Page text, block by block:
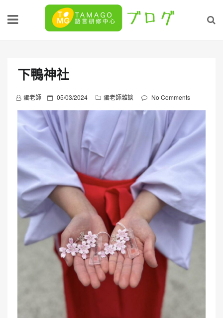
下鴨神社
蛋老師
P
o
s
t
e
d
05/03/2024 蛋老師雜談 No Comments